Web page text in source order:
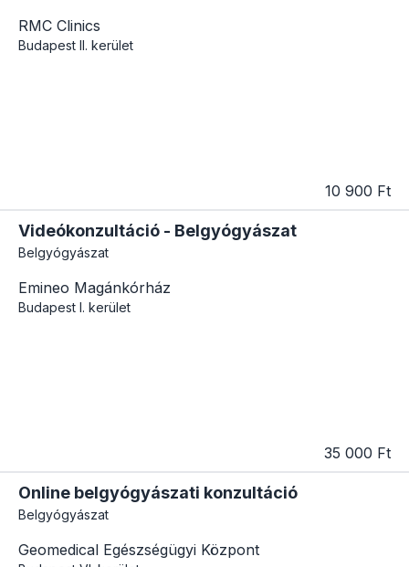
RMC Clinics
Budapest II. kerület
10 900 Ft
Videókonzultáció - Belgyógyászat
Belgyógyászat
Emineo Magánkórház
Budapest I. kerület
35 000 Ft
Online belgyógyászati konzultáció
Belgyógyászat
Geomedical Egészségügyi Központ